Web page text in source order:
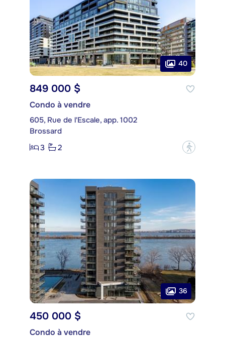
40
849 000 $
Condo à vendre
605, Rue de l'Escale, app. 1002
Brossard
3
2 ?
36
450 000 $
Condo à vendre